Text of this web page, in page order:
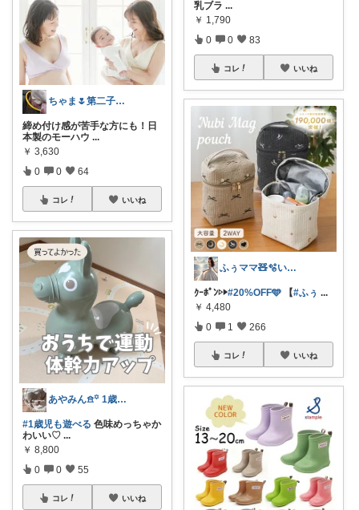
ちゃま🌷第二子妊娠中
締め付け感が苦手な方にも！日
本製のモーハウ ...
￥ 3,630
0 0 64
コレ いいね
あやみん𖠿꙳ 1歳児ママ┋かわいいもの
#1歳児も遊べる 色味めっちゃか
わいい♡ ...
￥ 8,800
0 0 55
コレ いいね
乳ブラ ...
￥ 1,790
0 0 83
コレ いいね
ふぅママ🧸🫧いつも有難うございます
ｸｰﾎﾟﾝ▷▶︎#20%OFF🩵 【#ふぅ ...
￥ 4,480
0 1 266
コレ いいね